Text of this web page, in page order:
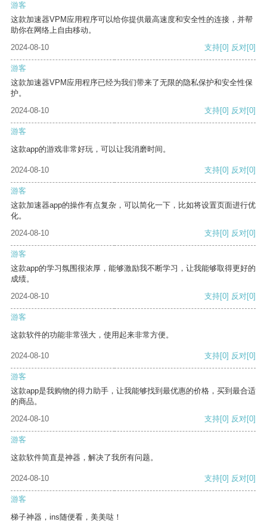
游客
这款加速器VPM应用程序可以给你提供最高速度和安全性的连接，并帮
助你在网络上自由移动。
2024-08-10
支持[0] 反对[0]
游客
这款加速器VPM应用程序已经为我们带来了无限的隐私保护和安全性保
护。
2024-08-10
支持[0] 反对[0]
游客
这款app的游戏非常好玩，可以让我消磨时间。
2024-08-10 支持[0] 反对[0]
游客
这款加速器app的操作有点复杂，可以简化一下，比如将设置页面进行优
化。
2024-08-10
支持[0] 反对[0]
游客
这款app的学习氛围很浓厚，能够激励我不断学习，让我能够取得更好的
成绩。
2024-08-10
支持[0] 反对[0]
游客
这款软件的功能非常强大，使用起来非常方便。
2024-08-10 支持[0] 反对[0]
游客
这款app是我购物的得力助手，让我能够找到最优惠的价格，买到最合适
的商品。
2024-08-10
支持[0] 反对[0]
游客
这款软件简直是神器，解决了我所有问题。
2024-08-10 支持[0] 反对[0]
游客
梯子神器，ins随便看，美美哒！